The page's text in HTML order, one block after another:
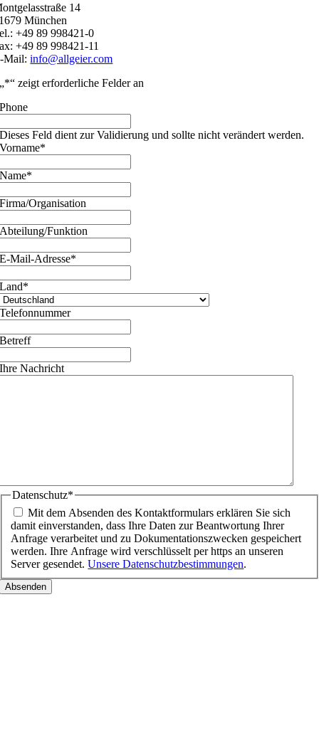
14
München
+49 89 998421-0
+49 89 998421-11
Mail:info@allgeier.com
„*“ zeigt erforderliche Felder an
Phone
Dieses Feld dient zur Validierung und sollte nicht verändert werden.
Vorname*
Name*
Firma/Organisation
Abteilung/Funktion
E-Mail-Adresse*
Land*
Telefonnummer
Betreff
Ihre Nachricht
Datenschutz*
Mit dem Absenden des Kontaktformulars erklären Sie sich
damit einverstanden, dass Ihre Daten zur Beantwortung Ihrer
Anfrage verarbeitet und zu Dokumentationszwecken gespeichert
werden. Ihre Anfrage wird verschlüsselt per https an unseren
Server gesendet.Unsere Datenschutzbestimmungen.